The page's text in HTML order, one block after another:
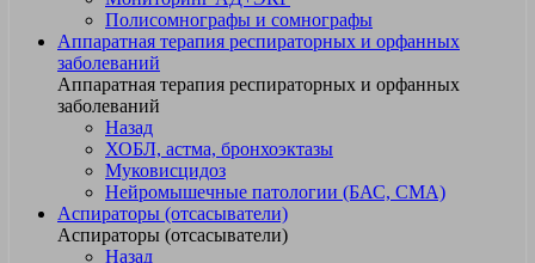
Полисомнографы и сомнографы
Аппаратная терапия респираторных и орфанных
заболеваний
Аппаратная терапия респираторных и орфанных
заболеваний
Назад
ХОБЛ, астма, бронхоэктазы
Муковисцидоз
Нейромышечные патологии (БАС, СМА)
Аспираторы (отсасыватели)
Аспираторы (отсасыватели)
Назад